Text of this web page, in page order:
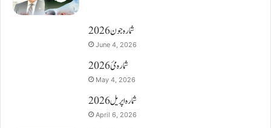
شمارہ جون 2026
June 4, 2026
شمارہ مئ 2026
May 4, 2026
شمارہ اپریل 2026
April 6, 2026